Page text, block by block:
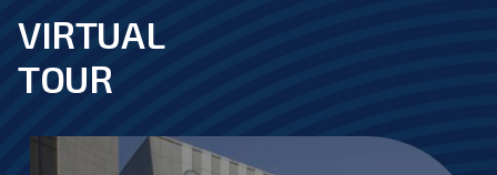
footer
VIRTUAL
TOUR